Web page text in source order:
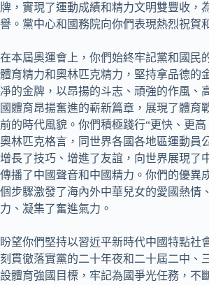
牌，實現了運動成績和精力文明雙豐收，
譽。黨中心和國務院向你們表現熱烈祝賀
在本屆奧運會上，你們始終牢記黨和國民
體育精力和奧林匹克精力，堅持拿品德的
凈的金牌，以昂揚的斗志、頑強的作風、
國體育昂揚奮進的嶄新篇章，展現了體育
前的時代風貌。你們積極踐行“更快、更
奧林匹克格言，同世界各國各地區運動員
增長了技巧、增進了友誼，向世界展現了
傳播了中國聲音和中國精力。你們的優異
個步驟激發了海內外中華兒女的愛國熱情
力、凝集了奮進氣力。
盼望你們堅持以習近平新時代中國特點社
刻貫徹落實黨的二十年夜和二十屆二中、
設體育強國目標，牢記為國爭光任務，不